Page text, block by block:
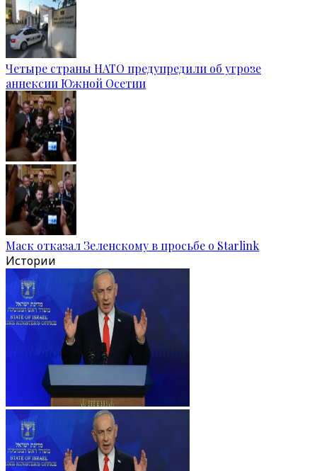
Четыре страны НАТО предупредили об угрозе
аннексии Южной Осетии
Маск отказал Зеленскому в просьбе о Starlink
Истории